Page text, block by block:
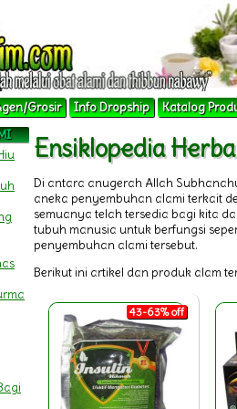
Grosir Info Dropship
Katalog
Ensiklopedia
Di antara anugerah Allah
aneka penyembuhan alami terkait
semuanya telah tersedia bagi kita
tubuh manusia untuk berfungsi
penyembuhan alami tersebut.
Berikut ini artikel dan produk alam
43-63% off